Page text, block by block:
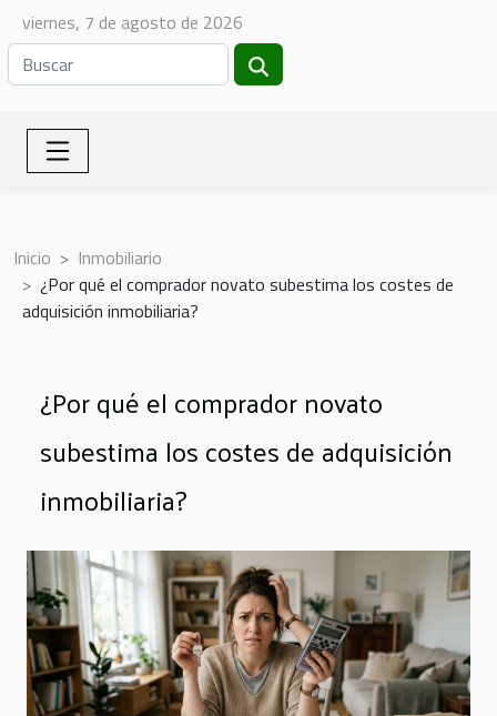
viernes, 7 de agosto de 2026
Inicio
Inmobiliario
¿Por qué el comprador novato subestima los costes de
adquisición inmobiliaria?
¿Por qué el comprador novato
subestima los costes de adquisición
inmobiliaria?